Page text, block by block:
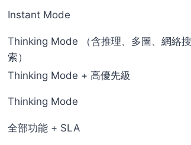
Instant Mode
Thinking Mode （含推理、多圖、網絡搜
索）
Thinking Mode + 高優先級
Thinking Mode
全部功能 + SLA